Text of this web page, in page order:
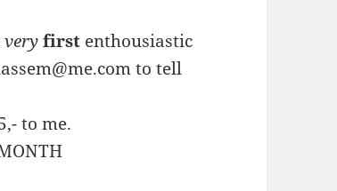
veryfirst enthousiastic
to tell
to me.